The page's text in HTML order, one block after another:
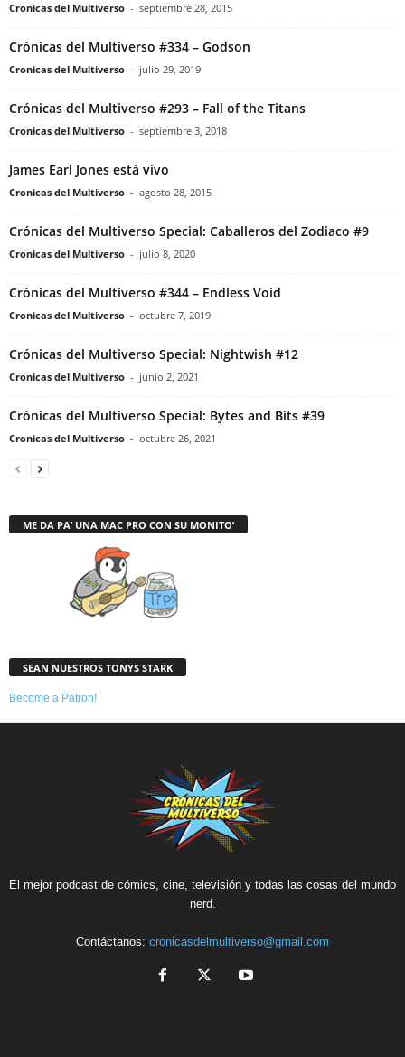
Cronicas del Multiverso - septiembre 28, 2015
Crónicas del Multiverso #334 – Godson
Cronicas del Multiverso - julio 29, 2019
Crónicas del Multiverso #293 – Fall of the Titans
Cronicas del Multiverso - septiembre 3, 2018
James Earl Jones está vivo
Cronicas del Multiverso - agosto 28, 2015
Crónicas del Multiverso Special: Caballeros del Zodiaco #9
Cronicas del Multiverso - julio 8, 2020
Crónicas del Multiverso #344 – Endless Void
Cronicas del Multiverso - octubre 7, 2019
Crónicas del Multiverso Special: Nightwish #12
Cronicas del Multiverso - junio 2, 2021
Crónicas del Multiverso Special: Bytes and Bits #39
Cronicas del Multiverso - octubre 26, 2021
ME DA PA’ UNA MAC PRO CON SU MONITO’
SEAN NUESTROS TONYS STARK
Become a Patron!
El mejor podcast de cómics, cine, televisión y todas las cosas del mundo
nerd.
Contáctanos: cronicasdelmultiverso@gmail.com